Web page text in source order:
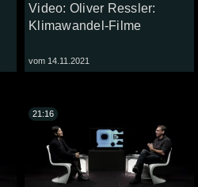
Video: Oliver Ressler:
Klimawandel-Filme
vom 14.11.2021
21:16